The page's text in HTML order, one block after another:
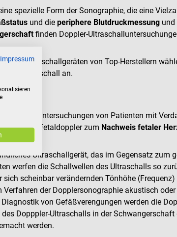
spezielle Form der Sonographie, die eine
und die periphere Blutdruckmessung und
finden Doppler-
an Ultraschallgeräten von Top-Herstellern
Ultraschall an.
Untersuchungen von Patienten mit
sind die Fetaldoppler zum Nachweis fetaler
Ultraschallgerät, das im Gegensatz
werfen die Schallwellen des Ultraschalls so
sich scheinbar verändernden Tönhöhe
der Dopplersonographie akustisch
von Gefäßverengungen werden die
Dopppler-Ultraschalls in der
werden.
Impressum